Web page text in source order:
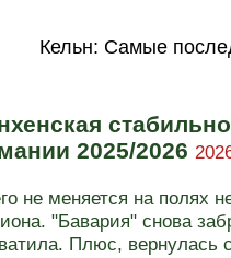
Кельн: Самые
2025/2026
не меняется на полях
"Бавария" снова
Плюс, вернулась